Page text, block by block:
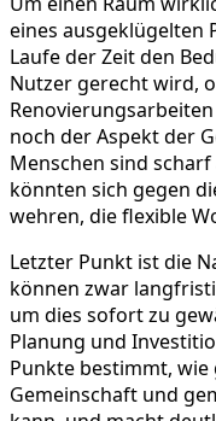
eines ausgeklügelten
Laufe der Zeit den
Nutzer gerecht wird,
noch der Aspekt der
Menschen sind
könnten sich gegen
wehren, die flexible
Letzter Punkt ist die
können zwar
um dies sofort zu
Planung und
Punkte bestimmt,
Gemeinschaft und